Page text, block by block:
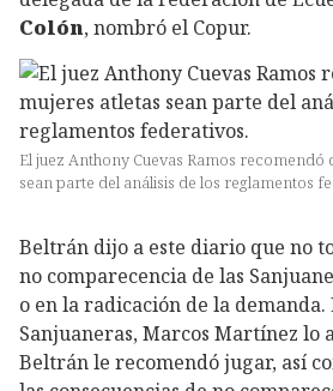
Colón, nombró el Copur.
El juez Anthony Cuevas Ramos recomendó
sean parte del análisis de los reglamentos
Beltrán dijo a este diario que no
no comparecencia de las
o en la radicación de la demanda.
Sanjuaneras, Marcos Martínez lo
Beltrán le recomendó jugar, así